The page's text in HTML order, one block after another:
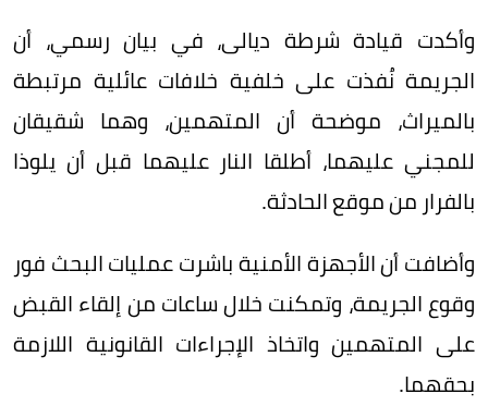
وأكدت قيادة شرطة ديالى، في بيان رسمي، أن
الجريمة نُفذت على خلفية خلافات عائلية مرتبطة
بالميراث، موضحة أن المتهمين، وهما شقيقان
للمجني عليهما، أطلقا النار عليهما قبل أن يلوذا
بالفرار من موقع الحادثة.
وأضافت أن الأجهزة الأمنية باشرت عمليات البحث فور
وقوع الجريمة، وتمكنت خلال ساعات من إلقاء القبض
على المتهمين واتخاذ الإجراءات القانونية اللازمة
بحقهما.